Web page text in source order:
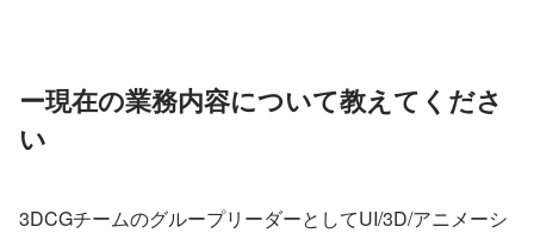
ー現在の業務内容について教えてくださ
い
3DCGチームのグループリーダーとしてUI/3D/アニメーシ